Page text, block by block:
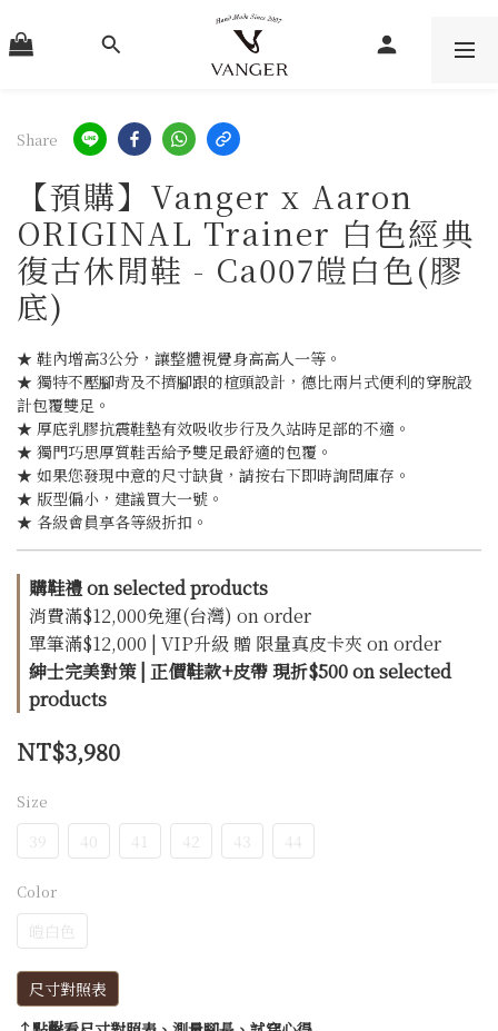
Share
【預購】Vanger x Aaron
ORIGINAL Trainer 白色經典
復古休閒鞋 - Ca007皚白色(膠
底)
★ 鞋內增高3公分，讓整體視覺身高高人一等。
★ 獨特不壓腳背及不擠腳跟的楦頭設計，德比兩片式便利的穿脫設
計包覆雙足。
★ 厚底乳膠抗震鞋墊有效吸收步行及久站時足部的不適。
★ 獨門巧思厚質鞋舌給予雙足最舒適的包覆。
★ 如果您發現中意的尺寸缺貨，請按右下即時詢問庫存。
★ 版型偏小，建議買大一號。
★ 各級會員享各等級折扣。
購鞋禮 on selected products
消費滿$12,000免運(台灣) on order
單筆滿$12,000 | VIP升級 贈 限量真皮卡夾 on order
紳士完美對策 | 正價鞋款+皮帶 現折$500 on selected
products
NT$3,980
Size
39 40 41 42 43 44
Color
皚白色
尺寸對照表